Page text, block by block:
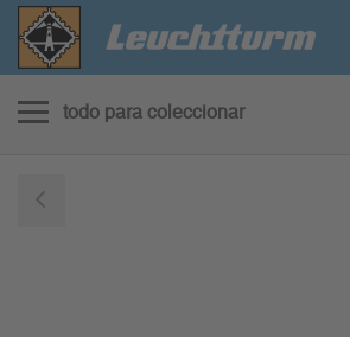
todo para coleccionar